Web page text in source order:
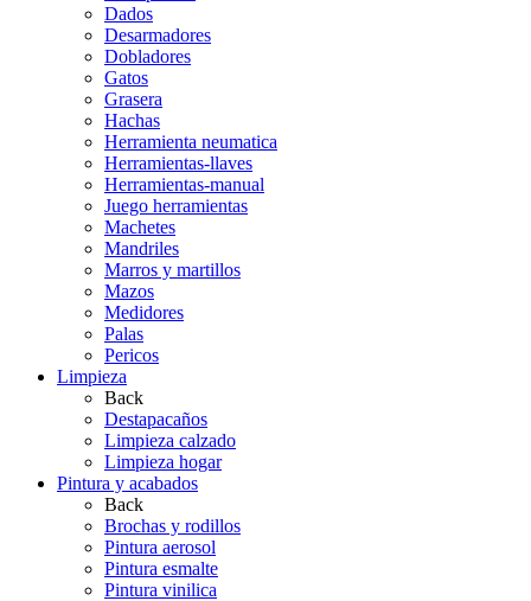
Dados
Desarmadores
Dobladores
Gatos
Grasera
Hachas
Herramienta neumatica
Herramientas-llaves
Herramientas-manual
Juego herramientas
Machetes
Mandriles
Marros y martillos
Mazos
Medidores
Palas
Pericos
Limpieza
Back
Destapacaños
Limpieza calzado
Limpieza hogar
Pintura y acabados
Back
Brochas y rodillos
Pintura aerosol
Pintura esmalte
Pintura vinilica